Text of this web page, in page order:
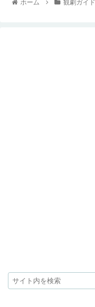
ホーム 観劇ガイド